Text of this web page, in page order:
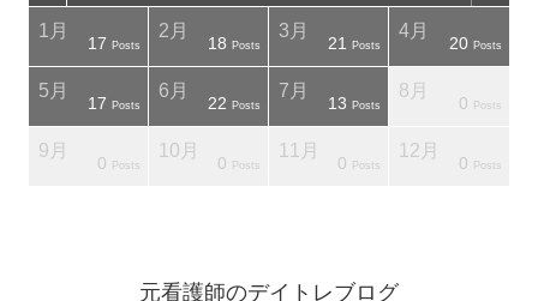
1月
17 Posts
2月
18 Posts
3月
21 Posts
4月
20 Posts
5月
17 Posts
6月
22 Posts
7月
13 Posts
8月
0 Posts
9月
0 Posts
10月
0 Posts
11月
0 Posts
12月
0 Posts
元看護師のデイトレブログ